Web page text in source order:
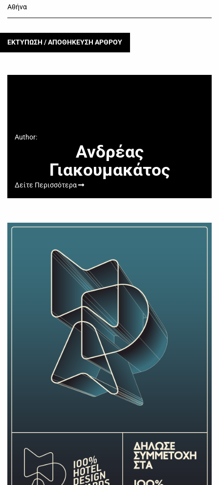
Αθήνα
ΕΚΤΥΠΩΣΗ / ΑΠΟΘΗΚΕΥΣΗ ΑΡΘΡΟΥ
Author:
Ανδρέας
Γιακουμακάτος
Δείτε Περισσότερα